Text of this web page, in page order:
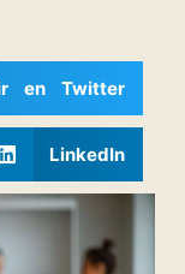
en Twitter
LinkedIn